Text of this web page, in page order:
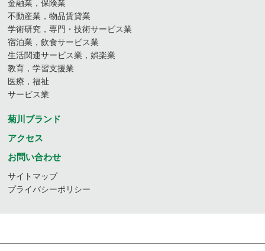
金融業，保険業
不動産業，物品賃貸業
学術研究，専門・技術サービス業
宿泊業，飲食サービス業
生活関連サービス業，娯楽業
教育，学習支援業
医療，福祉
サービス業
菊川ブランド
アクセス
お問い合わせ
サイトマップ
プライバシーポリシー